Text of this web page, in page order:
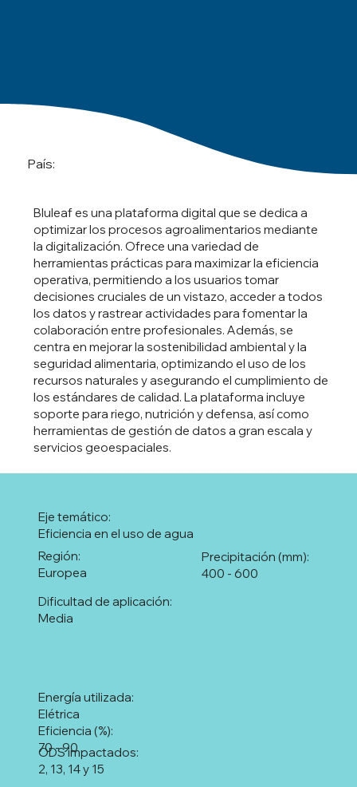
País:
Bluleaf es una plataforma digital que se dedica a
optimizar los procesos agroalimentarios mediante
la digitalización. Ofrece una variedad de
herramientas prácticas para maximizar la eficiencia
operativa, permitiendo a los usuarios tomar
decisiones cruciales de un vistazo, acceder a todos
los datos y rastrear actividades para fomentar la
colaboración entre profesionales. Además, se
centra en mejorar la sostenibilidad ambiental y la
seguridad alimentaria, optimizando el uso de los
recursos naturales y asegurando el cumplimiento de
los estándares de calidad. La plataforma incluye
soporte para riego, nutrición y defensa, así como
herramientas de gestión de datos a gran escala y
servicios geoespaciales.
Eficiencia en el uso de agua
Eje temático:
Europea
Región:
400 - 600
Precipitación (mm):
Media
Dificultad de aplicación:
2, 13, 14 y 15
ODS impactados:
Elétrica
Energía utilizada:
70 - 90
Eficiencia (%):